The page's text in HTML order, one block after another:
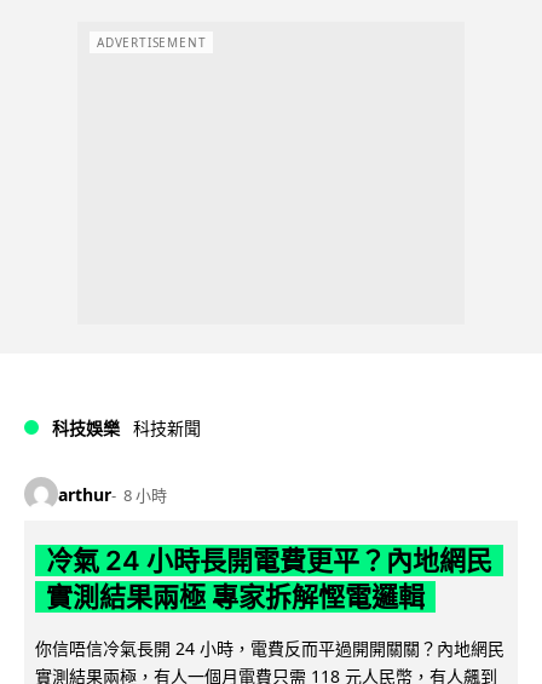
ADVERTISEMENT
科技娛樂 科技新聞
arthur 8 小時
冷氣 24 小時長開電費更平？內地網民
實測結果兩極 專家拆解慳電邏輯
你信唔信冷氣長開 24 小時，電費反而平過開開關關？內地網民
實測結果兩極，有人一個月電費只需 118 元人民幣，有人飆到